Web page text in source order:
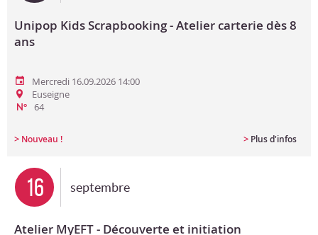
Unipop Kids Scrapbooking - Atelier carterie dès 8
ans
Mercredi 16.09.2026 14:00
Euseigne
N° 64
> Nouveau ! > Plus d'infos
16 septembre
Atelier MyEFT - Découverte et initiation